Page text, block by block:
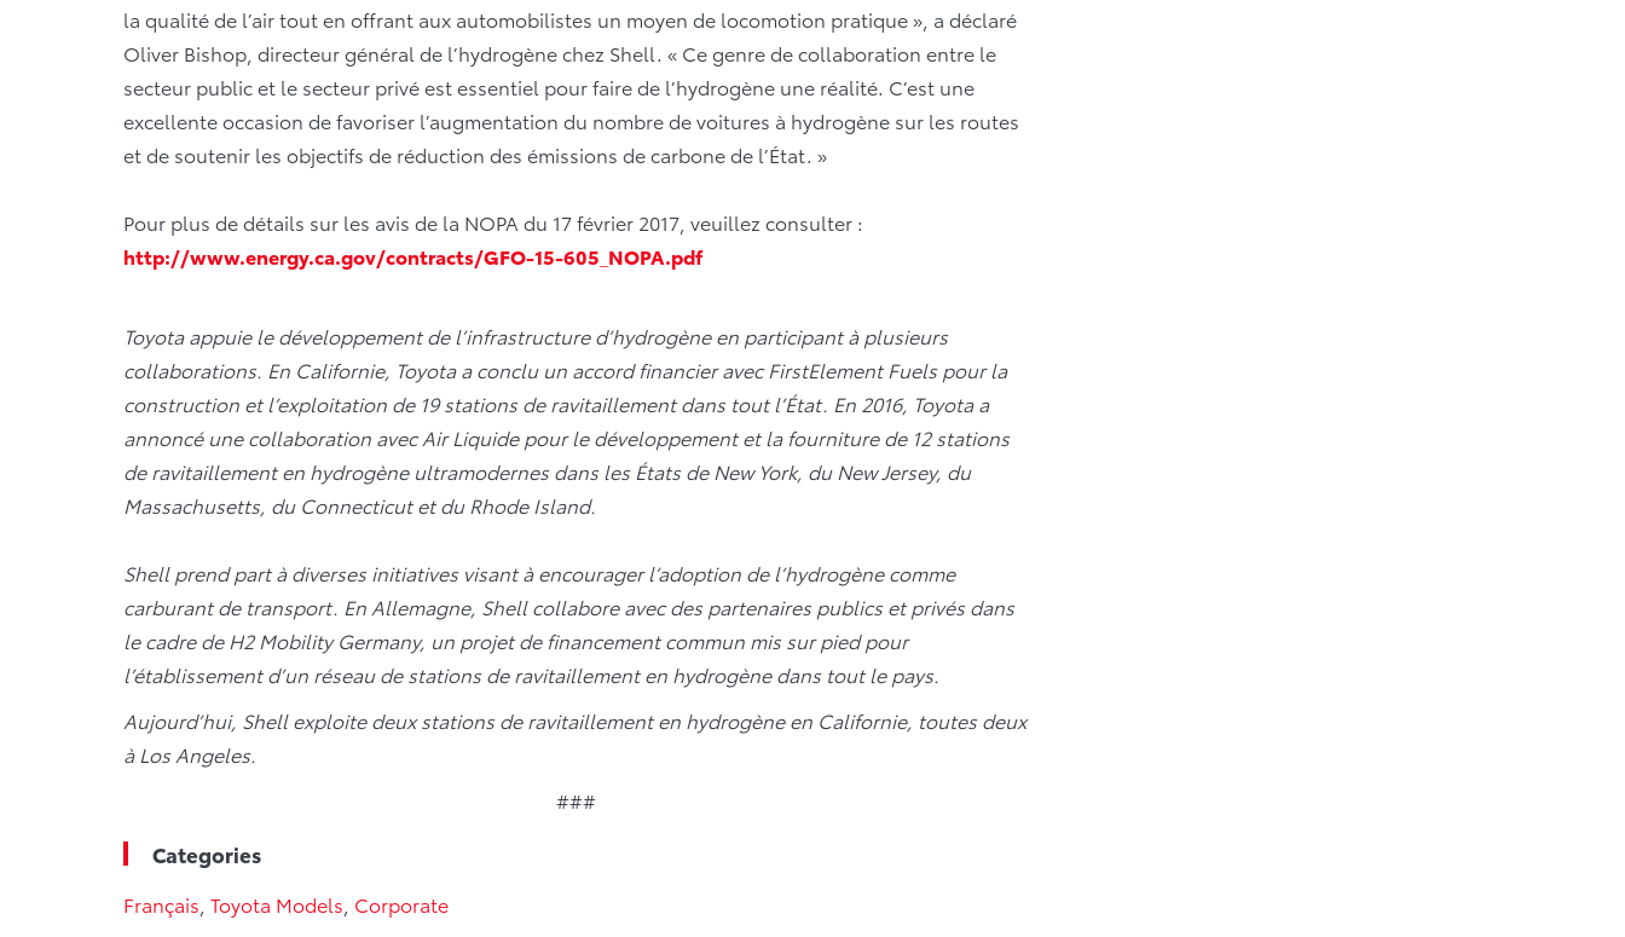
la qualité de l’air tout en offrant aux automobilistes un moyen de locomotion pratique », a déclaré
Oliver Bishop, directeur général de l’hydrogène chez Shell. « Ce genre de collaboration entre le
secteur public et le secteur privé est essentiel pour faire de l’hydrogène une réalité. C’est une
excellente occasion de favoriser l’augmentation du nombre de voitures à hydrogène sur les routes
et de soutenir les objectifs de réduction des émissions de carbone de l’État. »
Pour plus de détails sur les avis de la NOPA du 17 février 2017, veuillez consulter :
http://www.energy.ca.gov/contracts/GFO-15-605_NOPA.pdf
Toyota appuie le développement de l’infrastructure d’hydrogène en participant à plusieurs
collaborations. En Californie, Toyota a conclu un accord financier avec FirstElement Fuels pour la
construction et l’exploitation de 19 stations de ravitaillement dans tout l’État. En 2016, Toyota a
annoncé une collaboration avec Air Liquide pour le développement et la fourniture de 12 stations
de ravitaillement en hydrogène ultramodernes dans les États de New York, du New Jersey, du
Massachusetts, du Connecticut et du Rhode Island.
Shell prend part à diverses initiatives visant à encourager l’adoption de l’hydrogène comme
carburant de transport. En Allemagne, Shell collabore avec des partenaires publics et privés dans
le cadre de H2 Mobility Germany, un projet de financement commun mis sur pied pour
l’établissement d’un réseau de stations de ravitaillement en hydrogène dans tout le pays.
Aujourd’hui, Shell exploite deux stations de ravitaillement en hydrogène en Californie, toutes deux
à Los Angeles.
###
Categories
Français Toyota Models Corporate